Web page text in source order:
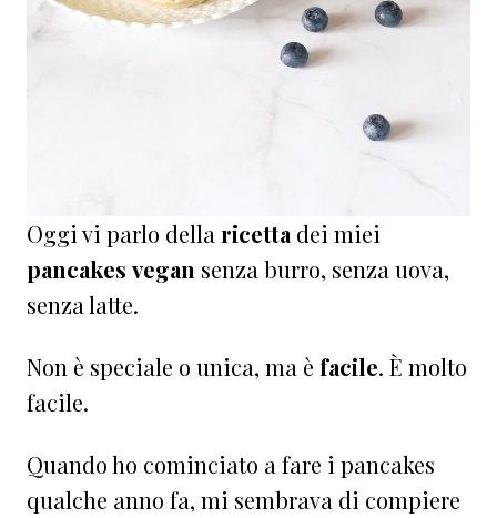
Oggi vi parlo della ricetta dei miei
pancakes vegan senza burro, senza uova,
senza latte.
Non è speciale o unica, ma è facile. È molto
facile.
Quando ho cominciato a fare i pancakes
qualche anno fa, mi sembrava di compiere